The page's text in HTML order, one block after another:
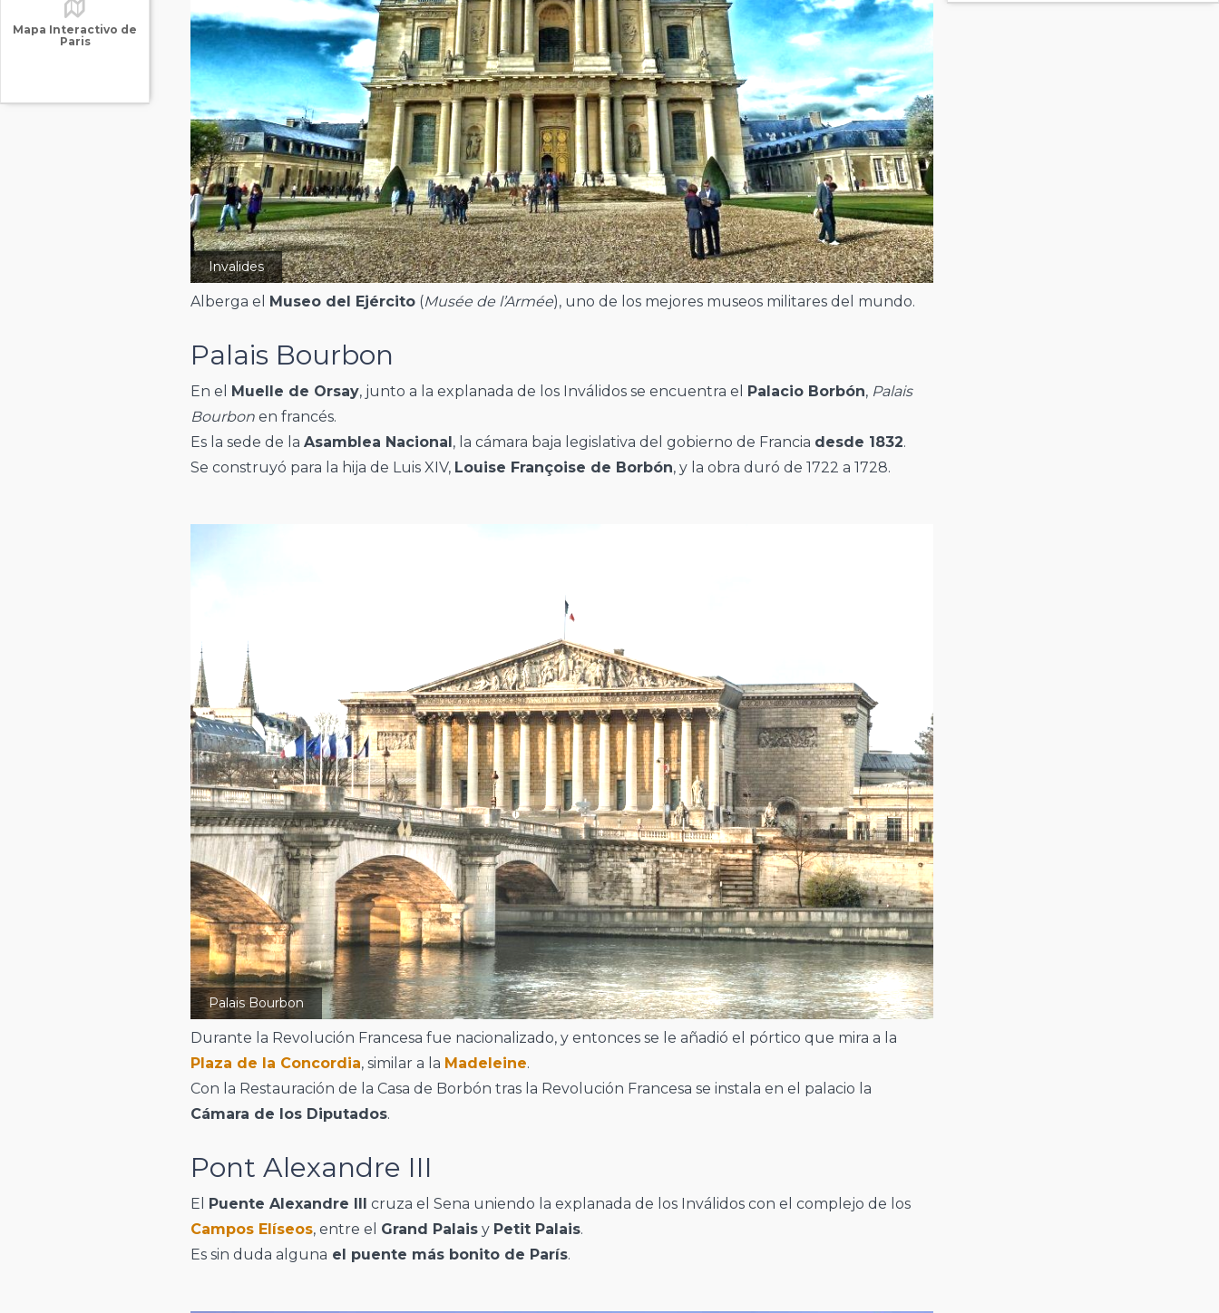
Mapa Interactivo de
Paris
Invalides
Alberga el Museo del Ejército (Musée de l’Armée), uno de los mejores museos militares del mundo.
Palais Bourbon
En el Muelle de Orsay, junto a la explanada de los Inválidos se encuentra el Palacio Borbón, Palais
Bourbon en francés.
Es la sede de laAsamblea Nacional, la cámara baja legislativa del gobierno de Francia desde 1832.
Se construyó para la hija de Luis XIV, Louise Françoise de Borbón, y la obra duró de 1722 a 1728.
Palais Bourbon
Durante la Revolución Francesa fue nacionalizado, y entonces se le añadió el pórtico que mira a la
Plaza de la Concordia, similar a la Madeleine.
Con la Restauración de la Casa de Borbón tras la Revolución Francesa se instala en el palacio la
Cámara de los Diputados.
Pont Alexandre III
El Puente Alexandre III
cruza el Sena uniendo la explanada de los Inválidos con el complejo de los
Campos Elíseos, entre el Grand Palais y Petit Palais.
Es sin duda alguna el puente más bonito de París.